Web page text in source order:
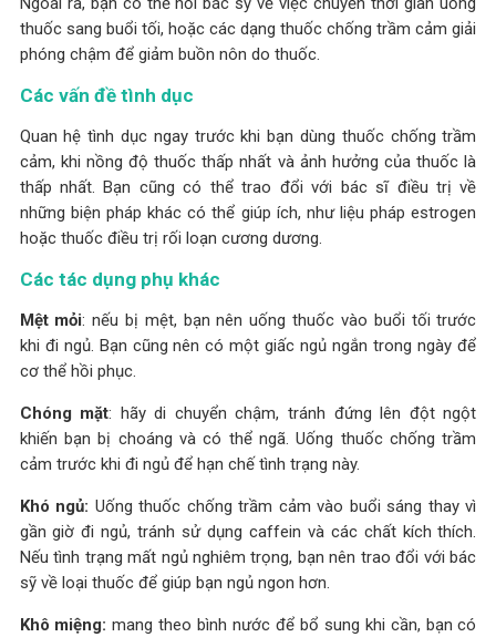
thuốc sang buổi tối, hoặc các dạng thuốc chống trầm cảm giải
phóng chậm để giảm buồn nôn do thuốc.
Các vấn đề tình dục
Quan hệ tình dục ngay trước khi bạn dùng thuốc chống trầm
cảm, khi nồng độ thuốc thấp nhất và ảnh hưởng của thuốc là
thấp nhất. Bạn cũng có thể trao đổi với bác sĩ điều trị về
những biện pháp khác có thể giúp ích, như liệu pháp estrogen
hoặc thuốc điều trị rối loạn cương dương.
Các tác dụng phụ khác
Mệt mỏi: nếu bị mệt, bạn nên uống thuốc vào buổi tối trước
khi đi ngủ. Bạn cũng nên có một giấc ngủ ngắn trong ngày để
cơ thể hồi phục.
Chóng mặt: hãy di chuyển chậm, tránh đứng lên đột ngột
khiến bạn bị choáng và có thể ngã. Uống thuốc chống trầm
cảm trước khi đi ngủ để hạn chế tình trạng này.
Khó ngủ: Uống thuốc chống trầm cảm vào buổi sáng thay vì
gần giờ đi ngủ, tránh sử dụng caffein và các chất kích thích.
Nếu tình trạng mất ngủ nghiêm trọng, bạn nên trao đổi với bác
sỹ về loại thuốc để giúp bạn ngủ ngon hơn.
Khô miệng: mang theo bình nước để bổ sung khi cần, bạn có